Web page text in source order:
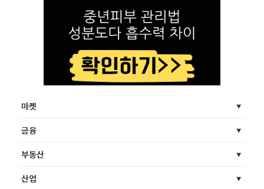
마켓
금융
부동산
산업